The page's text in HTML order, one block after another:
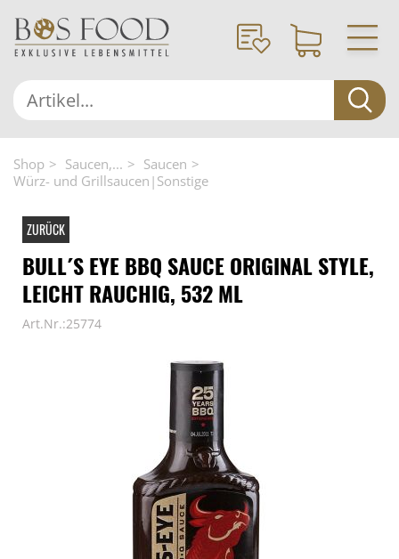
Shop Saucen,...
Saucen
Würz- und Grillsaucen|Sonstige
ZURÜCK
BULL´S EYE BBQ SAUCE ORIGINAL STYLE,
LEICHT RAUCHIG, 532 ML
Art.Nr.:25774